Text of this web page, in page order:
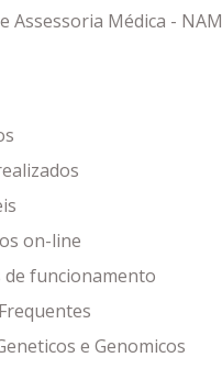
Assessoria Médica - NAM
on-line
funcionamento
e Genomicos